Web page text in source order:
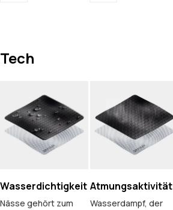
Tech
Wasserdichtigkeit
Nässe gehört zum
Atmungsaktivität
Wasserdampf, der